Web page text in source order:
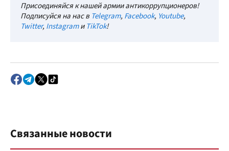
Присоединяйся к нашей армии антикоррупционеров!
Подписуйся на нас в Telegram, Facebook, Youtube,
Twitter, InstagramиTikTok!
Связанные новости